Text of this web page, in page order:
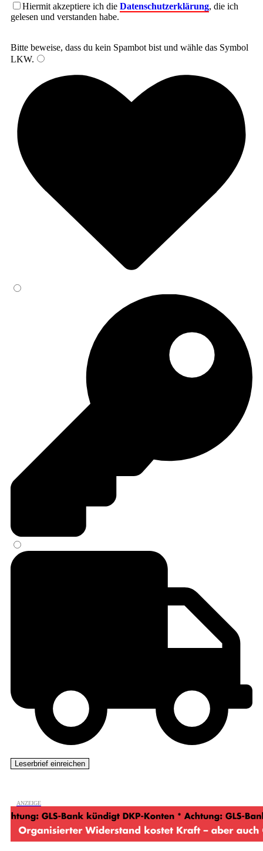
Hiermit akzeptiere ich die Datenschutzerklärung, die ich
gelesen und verstanden habe.
Bitte beweise, dass du kein Spambot bist und wähle das Symbol
LKW.